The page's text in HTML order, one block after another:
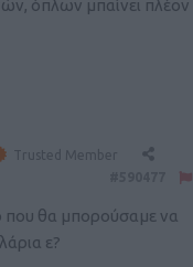
όπλων μπαίνει πλέον
Trusted Member
που θα μπορούσαμε να
ε?